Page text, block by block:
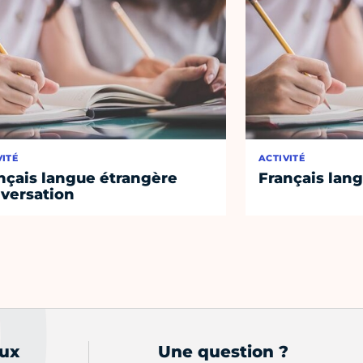
langue étrangère
ACTIVITÉ
Français
Une question ?